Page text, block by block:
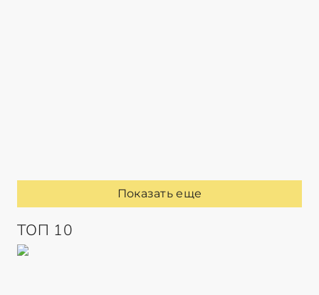
Показать еще
ТОП 10